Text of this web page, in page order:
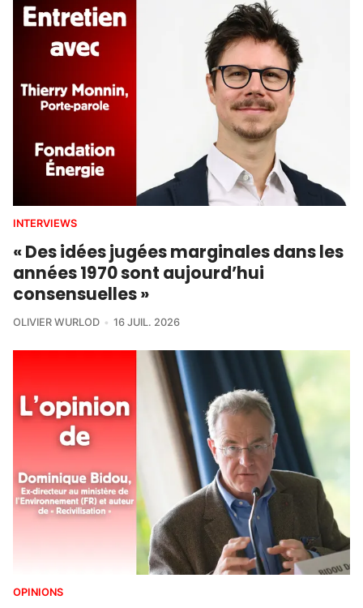
INTERVIEWS
« Des idées jugées marginales dans les
années 1970 sont aujourd’hui
consensuelles »
OLIVIER WURLOD 16 JUIL. 2026
OPINIONS